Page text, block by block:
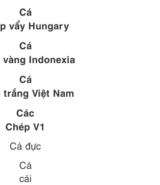
Cá
vẩy Hungary
Cá
vàng Indonexia
Cá
trắng Việt Nam
Các
Chép V1
Cá đực
Cá
cái